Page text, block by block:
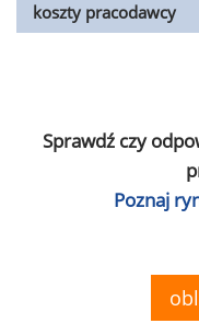
koszty pracodawcy
Sprawdź czy
Poznaj